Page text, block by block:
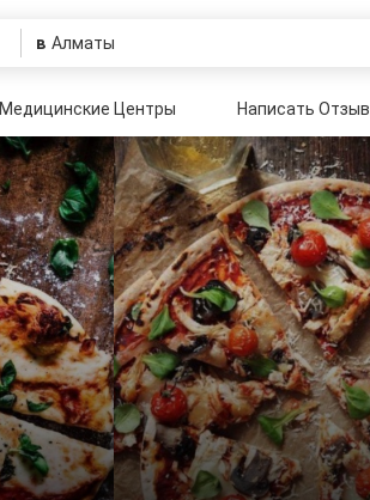
в
Медицинские Центры Написать Отзыв